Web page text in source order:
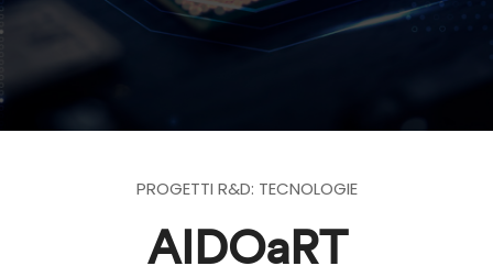
PROGETTI R&D: TECNOLOGIE
AIDOaRT